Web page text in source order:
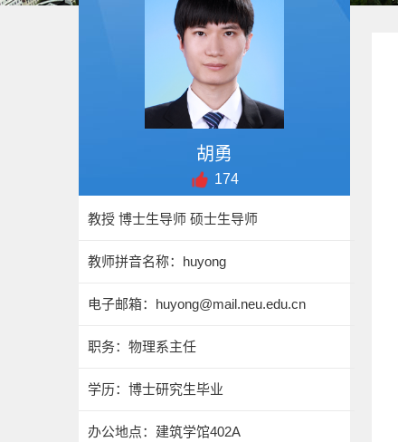
胡勇
174
教授 博士生导师 硕士生导师
教师拼音名称：huyong
电子邮箱： huyong@mail.neu.edu.cn
职务：物理系主任
学历：博士研究生毕业
办公地点：建筑学馆402A